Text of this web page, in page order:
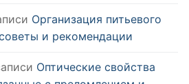
Организация питьевого
и рекомендации
Оптические свойства